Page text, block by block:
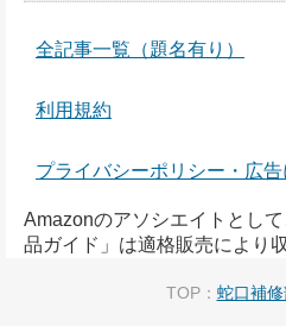
全記事一覧（題名有り）
利用規約
プライバシーポリシー・広告
Amazonのアソシエイトとし
品ガイド」は適格販売により
TOP： 蛇口補